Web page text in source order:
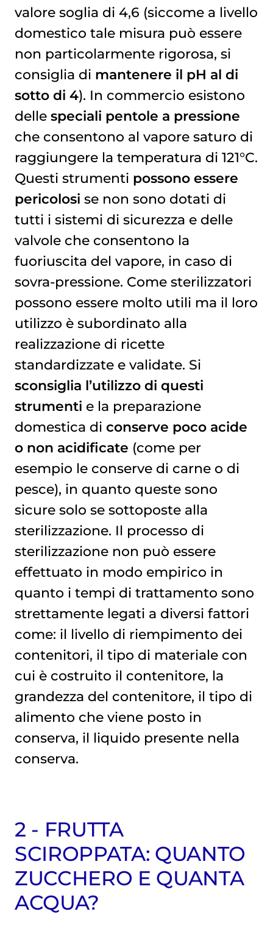
valore soglia di 4,6 (siccome a livello
domestico tale misura può essere
non particolarmente rigorosa, si
consiglia di mantenere il pH al di
sotto di 4). In commercio esistono
dellespeciali pentole a pressione
che consentono al vapore saturo di
raggiungere la temperatura di 121°C.
Questi strumenti possono essere
pericolosi se non sono dotati di
tutti i sistemi di sicurezza e delle
valvole che consentono la
fuoriuscita del vapore, in caso di
sovra-pressione. Come sterilizzatori
possono essere molto utili ma il loro
utilizzo è subordinato alla
realizzazione di ricette
standardizzate e validate. Si
sconsiglia l’utilizzo di questi
strumenti e la preparazione
domestica di conserve poco acide
o non acidificate (come per
esempio le conserve di carne o di
pesce), in quanto queste sono
sicure solo se sottoposte alla
sterilizzazione. Il processo di
sterilizzazione non può essere
effettuato in modo empirico in
quanto i tempi di trattamento sono
strettamente legati a diversi fattori
come: il livello di riempimento dei
contenitori, il tipo di materiale con
cui è costruito il contenitore, la
grandezza del contenitore, il tipo di
alimento che viene posto in
conserva, il liquido presente nella
conserva.
2 - FRUTTA
SCIROPPATA: QUANTO
ZUCCHERO E QUANTA
ACQUA?